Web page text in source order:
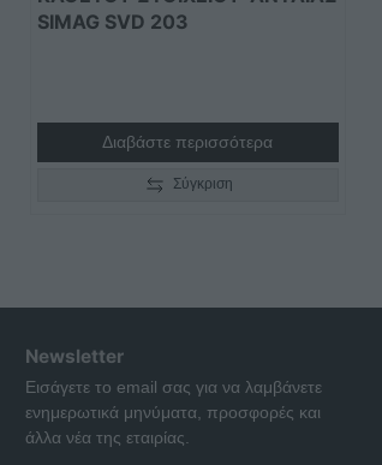
SIMAG SVD 203
Διαβάστε περισσότερα
Σύγκριση
Newsletter
Εισάγετε το email σας για να λαμβάνετε
ενημερωτικά μηνύματα, προσφορές και
άλλα νέα της εταιρίας.